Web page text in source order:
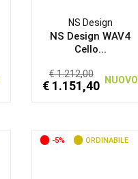
NS Design
NS Design WAV4
Cello...
€ 1.212,00
€ 1.151,40 NUOVO
-5% ORDINABILE